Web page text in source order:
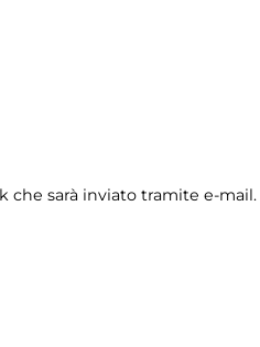
che sarà inviato tramite e-mail.